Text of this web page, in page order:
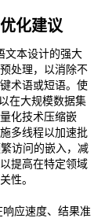
化建议
本设计的强大
处理，以消除不
术语或短语。使
在大规模数据集
化技术压缩嵌
多线程以加速批
访问的嵌入，减
提高在特定领域
性。
应速度、结果准